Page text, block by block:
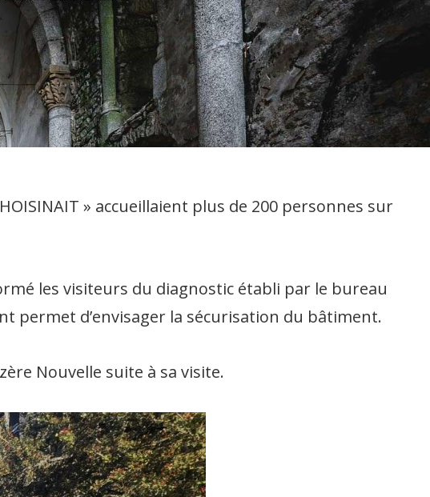
» accueillaient plus de 200 personnes sur
les visiteurs du diagnostic établi par le bureau
permet d’envisager la sécurisation du bâtiment.
Nouvelle suite à sa visite.